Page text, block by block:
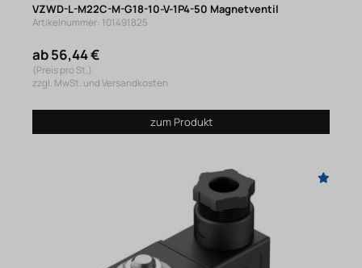
VZWD-L-M22C-M-G18-10-V-1P4-50 Magnetventil
Artikelnummer: 101491825
ab 56,44 €
(Preis pro St.)
zzgl. MwSt. und Versandkosten
zum Produkt